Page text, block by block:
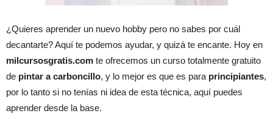
¿Quieres aprender un nuevo hobby pero no sabes por cuál
decantarte? Aquí te podemos ayudar, y quizá te encante. Hoy en
milcursosgratis.com te ofrecemos un curso totalmente gratuito
de pintar a carboncillo, y lo mejor es que es para principiantes,
por lo tanto si no tenías ni idea de esta técnica, aquí puedes
aprender desde la base.